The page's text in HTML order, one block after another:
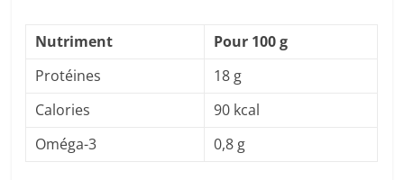
Nutriment
Pour 100 g
Protéines
18 g
Calories
90 kcal
Oméga-3
0,8 g